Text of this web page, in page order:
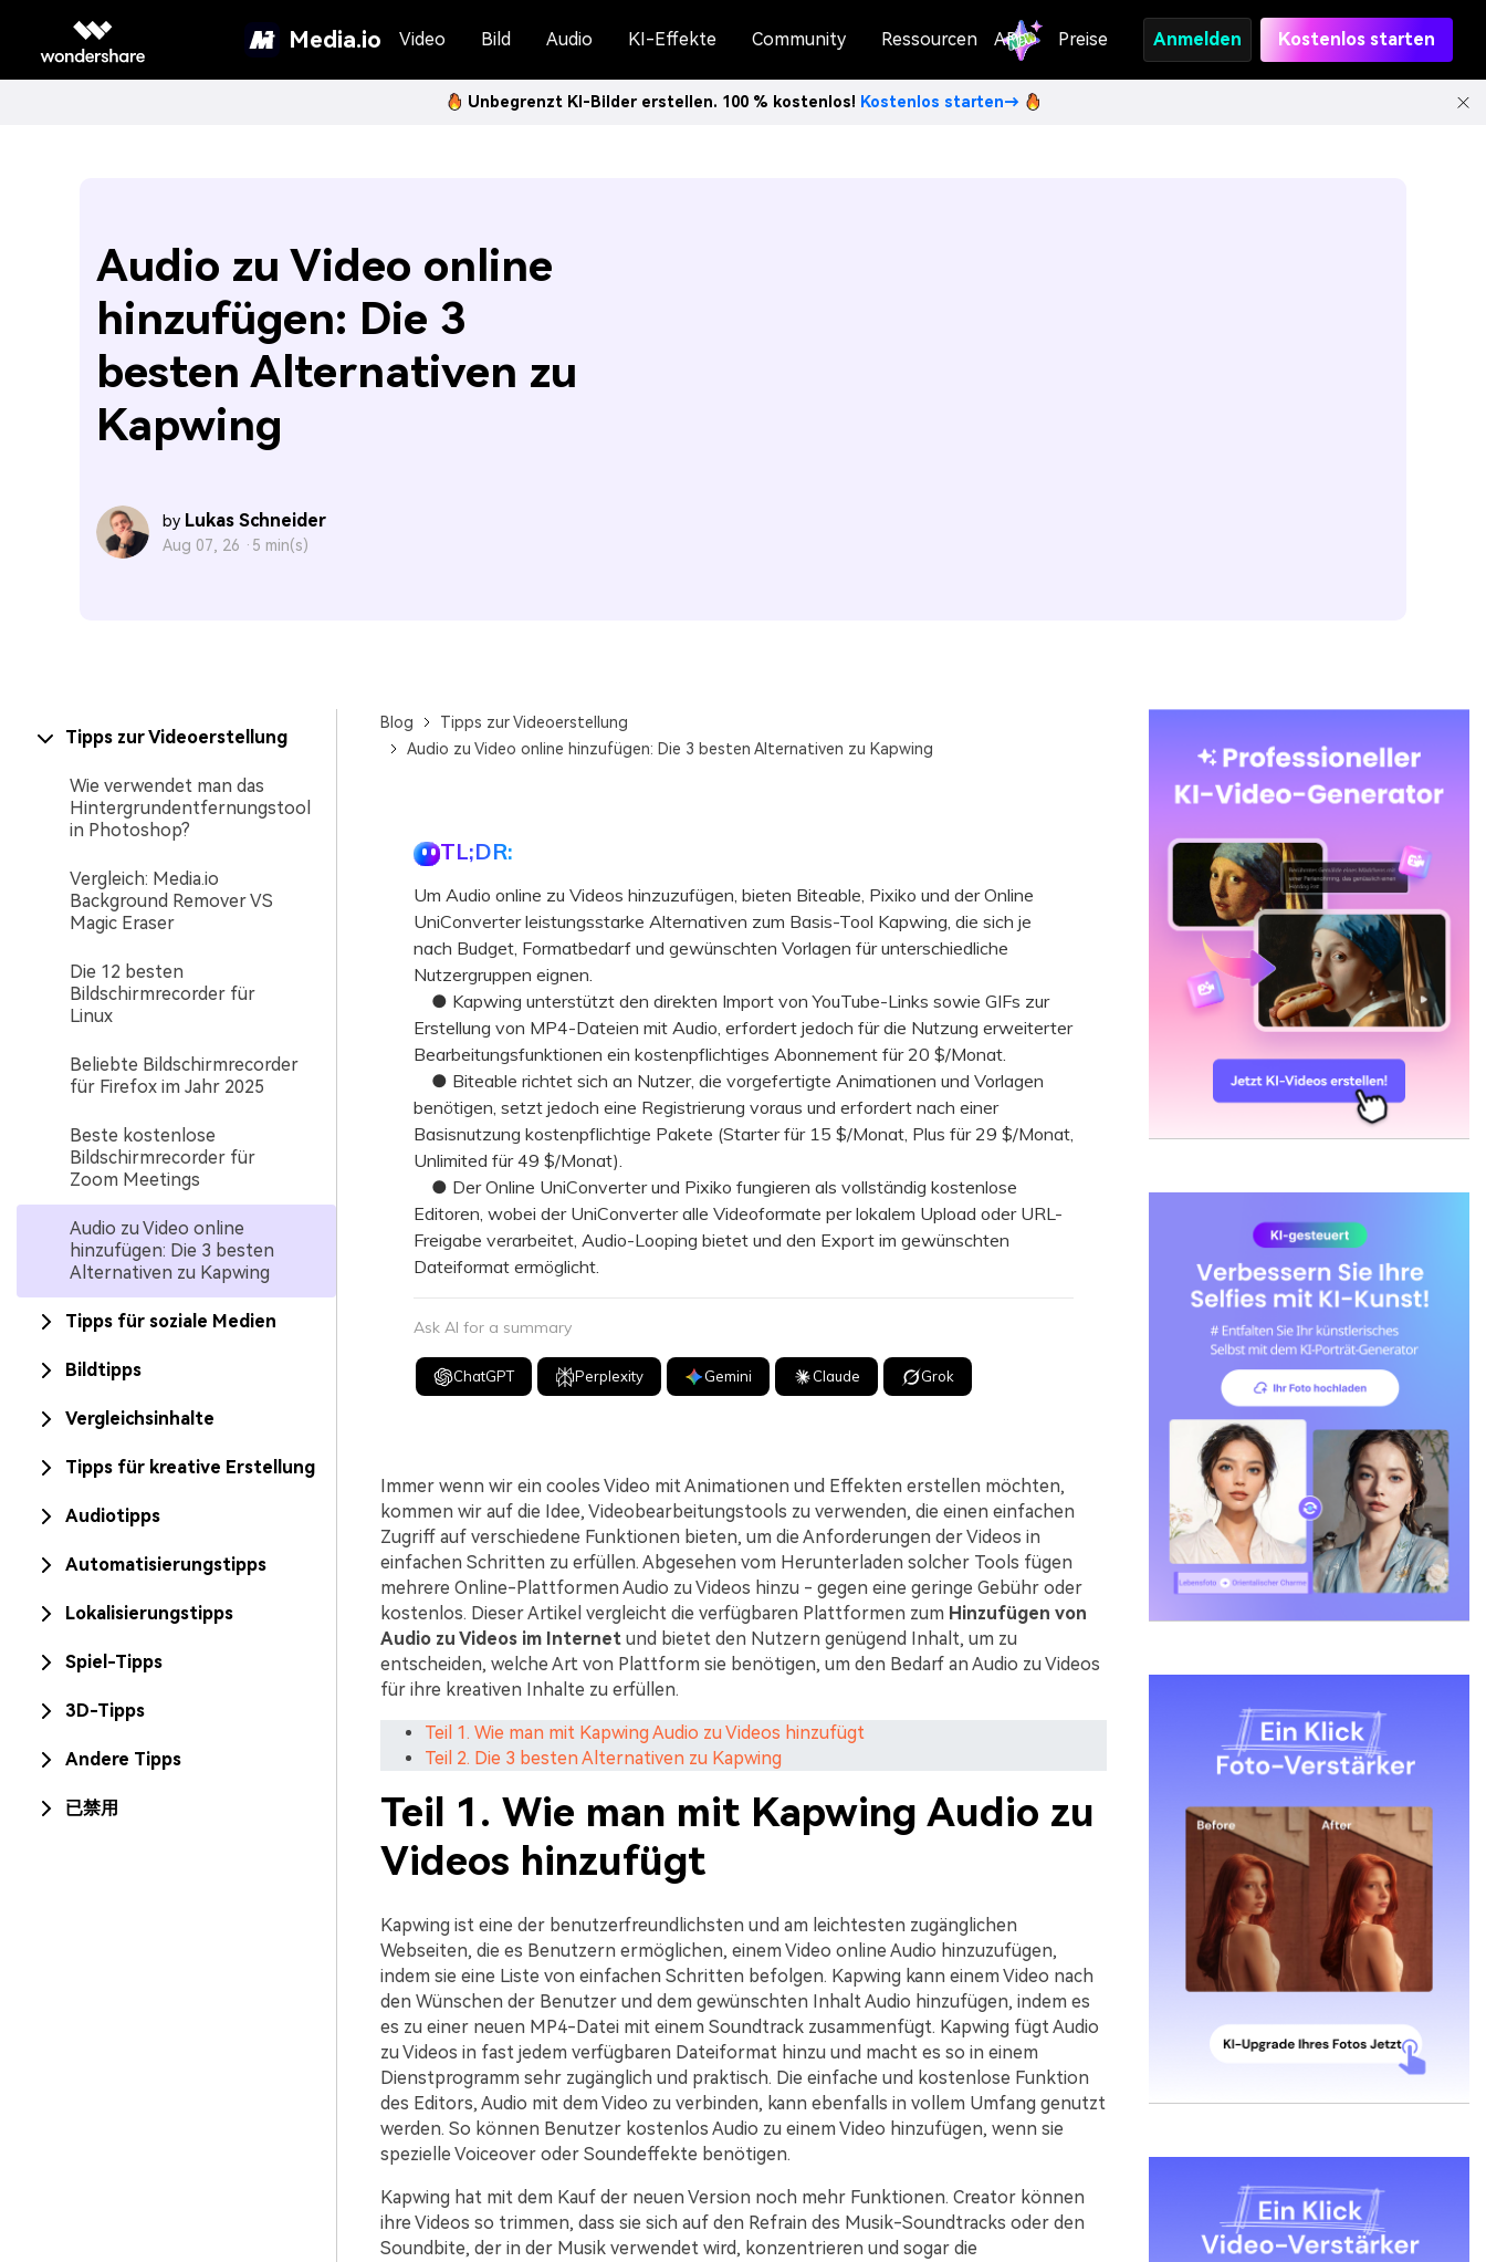
Media.io Video Bild Audio KI-Effekte Community Ressourcen API Preise Anmelden Kostenlos starten
Unbegrenzt KI-Bilder erstellen. 100 % kostenlos! Kostenlos starten→
Audio zu Video online
hinzufügen: Die 3
besten Alternativen zu
Kapwing
by Lukas Schneider
Aug 07, 26 · 5 min(s)
Tipps zur Videoerstellung
Wie verwendet man das
Hintergrundentfernungstool
in Photoshop?
Vergleich: Media.io
Background Remover VS
Magic Eraser
Die 12 besten
Bildschirmrecorder für
Linux
Beliebte Bildschirmrecorder
für Firefox im Jahr 2025
Beste kostenlose
Bildschirmrecorder für
Zoom Meetings
Audio zu Video online
hinzufügen: Die 3 besten
Alternativen zu Kapwing
Tipps für soziale Medien
Bildtipps
Vergleichsinhalte
Tipps für kreative Erstellung
Audiotipps
Automatisierungstipps
Lokalisierungstipps
Spiel-Tipps
3D-Tipps
Andere Tipps
已禁用
Blog
Tipps zur Videoerstellung
Audio zu Video online hinzufügen: Die 3 besten Alternativen zu Kapwing
TL;DR:
Um Audio online zu Videos hinzuzufügen, bieten Biteable, Pixiko und der Online
UniConverter leistungsstarke Alternativen zum Basis-Tool Kapwing, die sich je
nach Budget, Formatbedarf und gewünschten Vorlagen für unterschiedliche
Nutzergruppen eignen.
● Kapwing unterstützt den direkten Import von YouTube-Links sowie GIFs zur
Erstellung von MP4-Dateien mit Audio, erfordert jedoch für die Nutzung erweiterter
Bearbeitungsfunktionen ein kostenpflichtiges Abonnement für 20 $/Monat.
● Biteable richtet sich an Nutzer, die vorgefertigte Animationen und Vorlagen
benötigen, setzt jedoch eine Registrierung voraus und erfordert nach einer
Basisnutzung kostenpflichtige Pakete (Starter für 15 $/Monat, Plus für 29 $/Monat,
Unlimited für 49 $/Monat).
● Der Online UniConverter und Pixiko fungieren als vollständig kostenlose
Editoren, wobei der UniConverter alle Videoformate per lokalem Upload oder URL-
Freigabe verarbeitet, Audio-Looping bietet und den Export im gewünschten
Dateiformat ermöglicht.
Ask AI for a summary
ChatGPT Perplexity Gemini Claude Grok
Immer wenn wir ein cooles Video mit Animationen und Effekten erstellen möchten,
kommen wir auf die Idee, Videobearbeitungstools zu verwenden, die einen einfachen
Zugriff auf verschiedene Funktionen bieten, um die Anforderungen der Videos in
einfachen Schritten zu erfüllen. Abgesehen vom Herunterladen solcher Tools fügen
mehrere Online-Plattformen Audio zu Videos hinzu - gegen eine geringe Gebühr oder
kostenlos. Dieser Artikel vergleicht die verfügbaren Plattformen zum Hinzufügen von
Audio zu Videos im Internet und bietet den Nutzern genügend Inhalt, um zu
entscheiden, welche Art von Plattform sie benötigen, um den Bedarf an Audio zu Videos
für ihre kreativen Inhalte zu erfüllen.
Teil 1. Wie man mit Kapwing Audio zu Videos hinzufügt
Teil 2. Die 3 besten Alternativen zu Kapwing
Teil 1. Wie man mit Kapwing Audio zu
Videos hinzufügt
Kapwing ist eine der benutzerfreundlichsten und am leichtesten zugänglichen
Webseiten, die es Benutzern ermöglichen, einem Video online Audio hinzuzufügen,
indem sie eine Liste von einfachen Schritten befolgen. Kapwing kann einem Video nach
den Wünschen der Benutzer und dem gewünschten Inhalt Audio hinzufügen, indem es
es zu einer neuen MP4-Datei mit einem Soundtrack zusammenfügt. Kapwing fügt Audio
zu Videos in fast jedem verfügbaren Dateiformat hinzu und macht es so in einem
Dienstprogramm sehr zugänglich und praktisch. Die einfache und kostenlose Funktion
des Editors, Audio mit dem Video zu verbinden, kann ebenfalls in vollem Umfang genutzt
werden. So können Benutzer kostenlos Audio zu einem Video hinzufügen, wenn sie
spezielle Voiceover oder Soundeffekte benötigen.
Kapwing hat mit dem Kauf der neuen Version noch mehr Funktionen. Creator können
ihre Videos so trimmen, dass sie sich auf den Refrain des Musik-Soundtracks oder den
Soundbite, der in der Musik verwendet wird, konzentrieren und sogar die